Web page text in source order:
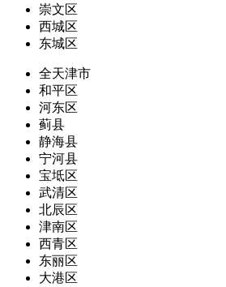
崇文区
西城区
东城区
全天津市
和平区
河东区
蓟县
静海县
宁河县
宝坻区
武清区
北辰区
津南区
西青区
东丽区
大港区